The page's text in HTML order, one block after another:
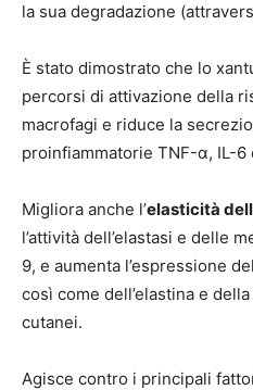
la sua degradazione
È stato dimostrato che lo
percorsi di attivazione della
macrofagi e riduce la
proinfiammatorie TNF-α, IL-6
Migliora anche l’elasticità
l’attività dell’elastasi e delle
9, e aumenta l’espressione
così come dell’elastina e
cutanei.
Agisce contro i principali